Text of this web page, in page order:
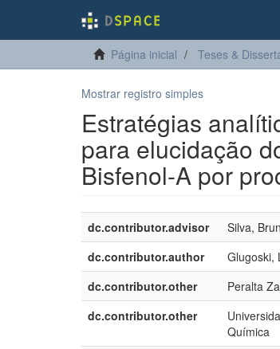
Página inicial Teses &
Mostrar registro simples
Estratégias
para elucidação
Bisfenol-A por
dc.contributor.advisor Silva,
dc.contributor.author
Glugoski,
dc.contributor.other
Peralta
dc.contributor.other
Química